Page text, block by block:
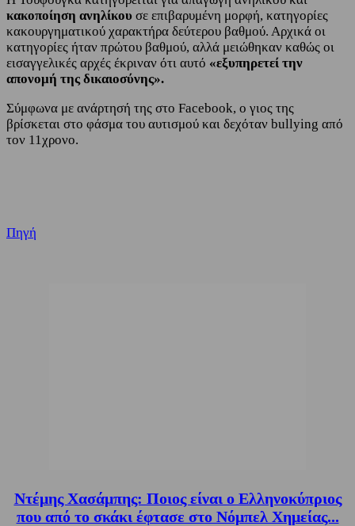
κακοποίηση ανηλίκου σε επιβαρυμένη μορφή, κατηγορίες
κακουργηματικού χαρακτήρα δεύτερου βαθμού. Αρχικά οι
κατηγορίες ήταν πρώτου βαθμού, αλλά μειώθηκαν καθώς οι
εισαγγελικές αρχές έκριναν ότι αυτό «εξυπηρετεί την
απονομή της δικαιοσύνης».
Σύμφωνα με ανάρτησή της στο Facebook, ο γιος της
βρίσκεται στο φάσμα του αυτισμού και δεχόταν bullying από
τον 11χρονο.
Πηγή
Ντέμης Χασάμπης: Ποιος είναι ο Ελληνοκύπριος
που από το σκάκι έφτασε στο Νόμπελ Χημείας...